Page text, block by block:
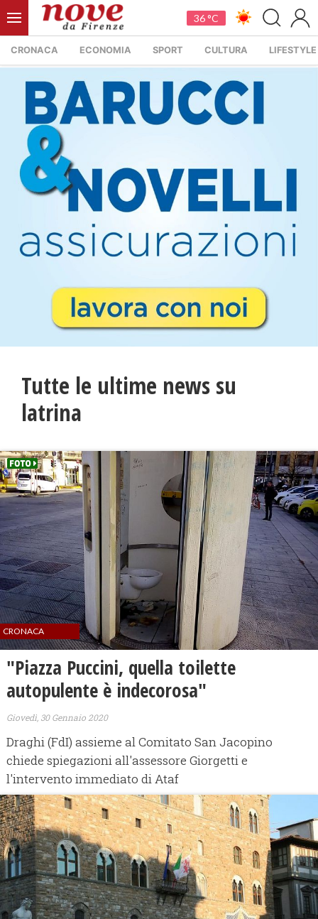
36 °C
CRONACA ECONOMIA SPORT CULTURA LIFESTYLE
Tutte le ultime news su
latrina
CRONACA
"Piazza Puccini, quella toilette
autopulente è indecorosa"
Giovedì, 30 Gennaio 2020
Draghi (FdI) assieme al Comitato San Jacopino
chiede spiegazioni all'assessore Giorgetti e
l'intervento immediato di Ataf